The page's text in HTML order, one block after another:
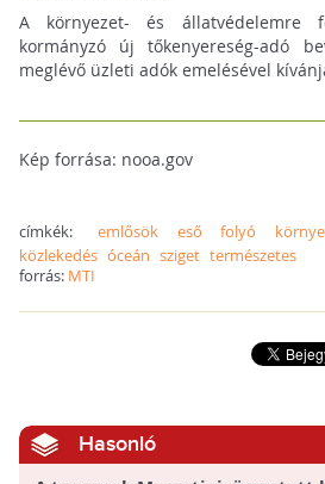
A környezet- és állatvédelemre
kormányzó új tőkenyereség-adó
meglévő üzleti adók emelésével
Kép forrása: nooa.gov
címkék: emlősök eső folyó
közlekedés óceán sziget természetes
forrás: MTI
Hasonló